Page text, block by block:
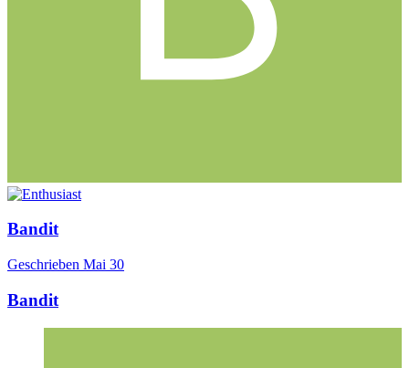
Bandit
Geschrieben Mai 30
Bandit